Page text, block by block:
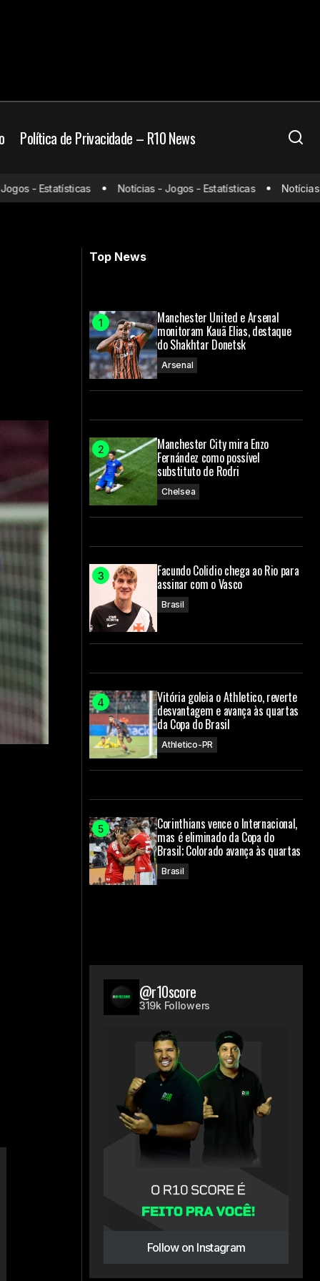
Política de Privacidade – R10 News
Cristiano
Série D 2025 começa neste sábado
(19) com recorde de SAFs
- Estatísticas Notícias - Jogos - Estatísticas Notícias -
Top News
Manchester United e Arsenal
monitoram Kauã Elias, destaque
do Shakhtar Donetsk
Arsenal
Manchester City mira Enzo
Fernández como possível
substituto de Rodri
Chelsea
Facundo Colidio chega ao Rio para
assinar com o Vasco
Brasil
Vitória goleia o Athletico, reverte
desvantagem e avança às quartas
da Copa do Brasil
Athletico-PR
Corinthians vence o Internacional,
mas é eliminado da Copa do
Brasil; Colorado avança às quartas
Brasil
@r10score
319k Followers
Follow on Instagram